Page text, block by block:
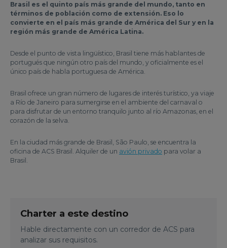
Brasil es el quinto país más grande del mundo, tanto en
términos de población como de extensión. Eso lo
convierte en el país más grande de América del Sur y en la
región más grande de América Latina.
Desde el punto de vista lingüístico, Brasil tiene más hablantes de
portugués que ningún otro país del mundo, y oficialmente es el
único país de habla portuguesa de América.
Brasil ofrece un gran número de lugares de interés turístico, ya viaje
a Río de Janeiro para sumergirse en el ambiente del carnaval o
para disfrutar de un entorno tranquilo junto al río Amazonas, en el
corazón de la selva.
En la ciudad más grande de Brasil, São Paulo, se encuentra la
oficina de ACS Brasil. Alquiler de un avión privado para volar a
Brasil.
Charter a este destino
Hable directamente con un corredor de ACS para
analizar sus requisitos.